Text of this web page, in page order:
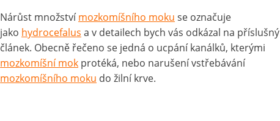
Nárůst množstvímozkomíšního moku se označuje
jako hydrocefalus a v detailech bych vás odkázal na příslušný
článek. Obecně řečeno se jedná o ucpání kanálků, kterými
mozkomíšní mok protéká, nebo narušení vstřebávání
mozkomíšního moku do žilní krve.